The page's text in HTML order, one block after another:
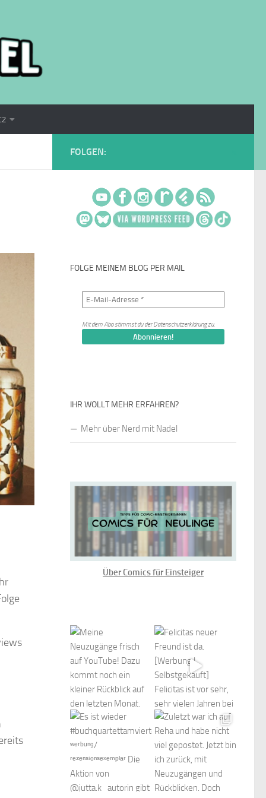
FOLGEN:
FOLGE MEINEM BLOG PER MAIL
Mit dem Abo stimmst du derDatenschutzerklärungzu.
IHR WOLLT MEHR ERFAHREN?
Mehr über Nerd mit Nadel
Über Comics für Einsteiger